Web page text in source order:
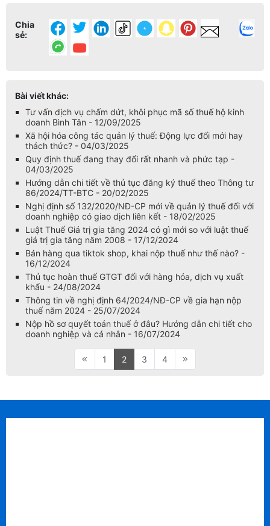
Chia
sẻ:
Bài viết khác:
Tư vấn dịch vụ chấm dứt, khôi phục mã số thuế hộ kinh
doanh Bình Tân - 12/09/2025
Xã hội hóa công tác quản lý thuế: Động lực đổi mới hay
thách thức? - 04/03/2025
Quy định thuế đang thay đổi rất nhanh và phức tạp -
04/03/2025
Hướng dẫn chi tiết về thủ tục đăng ký thuế theo Thông tư
86/2024/TT-BTC - 20/02/2025
Nghị định số 132/2020/NĐ-CP mới về quản lý thuế đối với
doanh nghiệp có giao dịch liên kết - 18/02/2025
Luật Thuế Giá trị gia tăng 2024 có gì mới so với luật thuế
giá trị gia tăng năm 2008 - 17/12/2024
Bán hàng qua tiktok shop, khai nộp thuế như thế nào? -
16/12/2024
Thủ tục hoàn thuế GTGT đối với hàng hóa, dịch vụ xuất
khẩu - 24/08/2024
Thông tin về nghị định 64/2024/NĐ-CP về gia hạn nộp
thuế năm 2024 - 25/07/2024
Nộp hồ sơ quyết toán thuế ở đâu? Hướng dẫn chi tiết cho
doanh nghiệp và cá nhân - 16/07/2024
1 2 3 4